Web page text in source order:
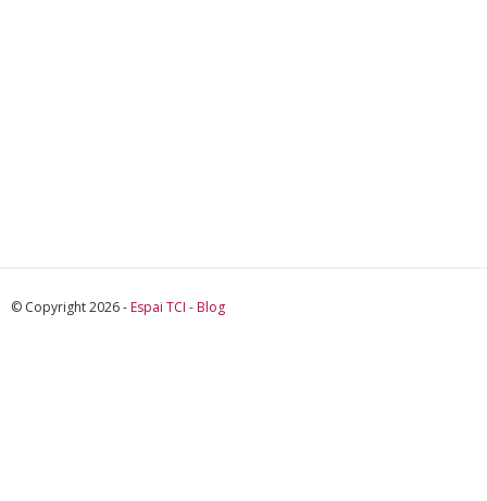
© Copyright 2026 - Espai TCI - Blog